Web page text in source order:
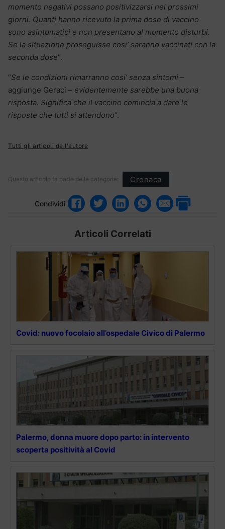
momento negativi possano positivizzarsi nei prossimi
giorni. Quanti hanno ricevuto la prima dose di vaccino
sono asintomatici e non presentano al momento disturbi.
Se la situazione proseguisse cosi’ saranno vaccinati con la
seconda dose“.
“Se le condizioni rimarranno cosi’ senza sintomi –
aggiunge Geraci – evidentemente sarebbe una buona
risposta. Significa che il vaccino comincia a dare le
risposte che tutti si attendono“.
Tutti gli articoli dell'autore
Questo articolo fa parte delle categorie: Cronaca
Condividi
Articoli Correlati
Covid: nuovo focolaio all’ospedale Civico di Palermo
Palermo, donna muore dopo parto: in intervento
scoperta positività al Covid